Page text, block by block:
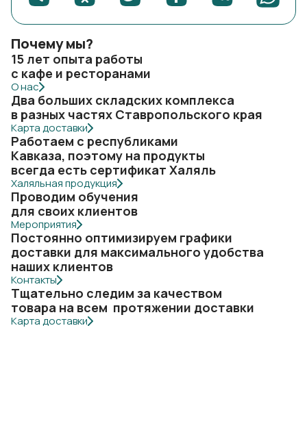
Почему мы?
15 лет опыта работы
с кафе и ресторанами
О нас
Два больших складских комплекса
в разных частях Ставропольского края
Карта доставки
Работаем с республиками
Кавказа, поэтому на продукты
всегда есть сертификат Халяль
Халяльная продукция
Проводим обучения
для своих клиентов
Мероприятия
Постоянно оптимизируем графики
доставки для максимального удобства
наших клиентов
Контакты
Тщательно следим за качеством
товара на всем протяжении доставки
Карта доставки